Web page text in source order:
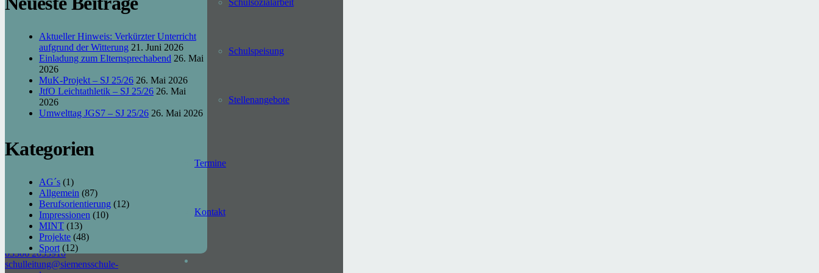
Schul­sozialarbeit
Schulspeisung
Stellen­angebote
Termine
Kontakt
Aktueller Hinweis: Verkürzter Unterricht
aufgrund der Witterung 21. Juni 2026
Einladung zum Elternsprechabend 26. Mai
2026
MuK-Projekt – SJ 25/26 26. Mai 2026
JtfO Leichtathletik – SJ 25/26 26. Mai
2026
Umwelttag JGS7 – SJ 25/26 26. Mai 2026
Kategorien
AG´s (1)
Allgemein (87)
Berufsorientierung (12)
Impressionen (10)
MINT (13)
Projekte (48)
Sport (12)
21. Juni
Einladung
zum
Elternsprechabend
26. Mai
2026
MuK-
Projekt – SJ
25/26 26.
Leichtathletik
– SJ 25/26
2026
Kontakt
Str. d. Friedens 4,
16775 Gransee
03306 2033910
schulleitung@siemensschule-